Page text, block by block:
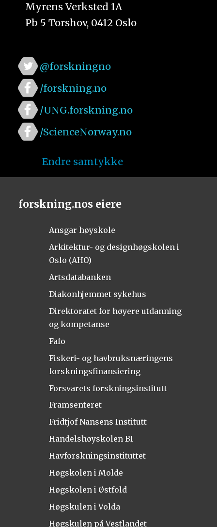
Myrens Verksted 1A
Pb 5 Torshov, 0412 Oslo
@forskningno
/forskning.no
/UNG.forskning.no
/ScienceNorway.no
Endre samtykke
forskning.nos eiere
Ansgar høyskole
Arkitektur- og designhøgskolen i
Oslo (AHO)
Artsdatabanken
Diakonhjemmet sykehus
Direktoratet for høyere utdanning
og kompetanse
Fafo
Fiskeri- og havbruksnæringens
forskningsfinansiering
Forsvarets forskningsinstitutt
Framsenteret
Fridtjof Nansens Institutt
Handelshøyskolen BI
Havforskningsinstituttet
Høgskolen i Molde
Høgskolen i Østfold
Høgskulen i Volda
Høgskulen på Vestlandet